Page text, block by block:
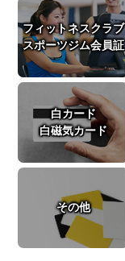
フィットネスクラブ
スポーツジム会員証
白カード
白磁気カード
その他